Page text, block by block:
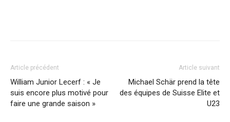
Article précédent
William Junior Lecerf : « Je
suis encore plus motivé pour
faire une grande saison »
Article suivant
Michael Schär prend la tête
des équipes de Suisse Elite et
U23